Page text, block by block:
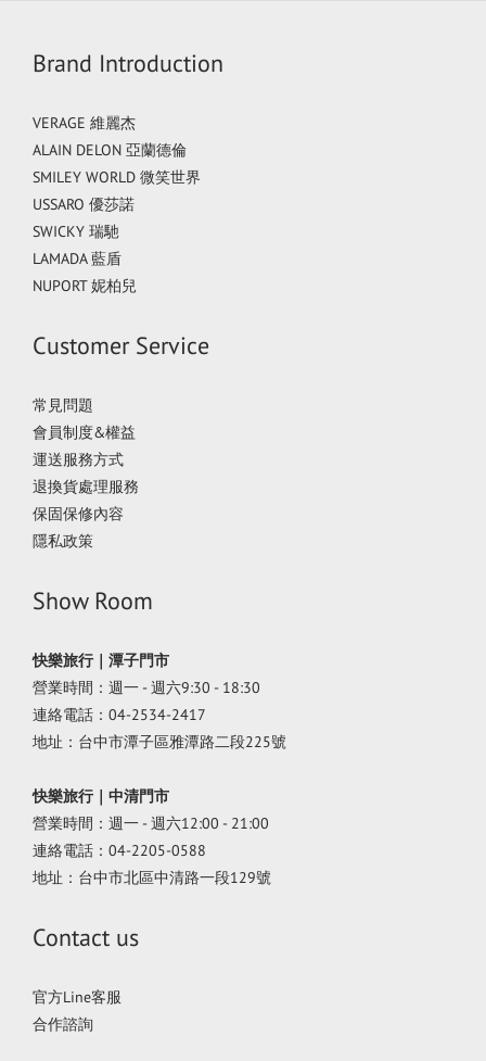
Brand Introduction
VERAGE 維麗杰
ALAIN DELON 亞蘭德倫
SMILEY WORLD 微笑世界
USSARO 優莎諾
SWICKY 瑞馳
LAMADA 藍盾
NUPORT 妮柏兒
Customer Service
常見問題
會員制度&權益
運送服務方式
退換貨處理服務
保固保修內容
隱私政策
Show Room
快樂旅行｜潭子門市
營業時間：週一 - 週六9:30 - 18:30
連絡電話：04-2534-2417
地址：台中市潭子區雅潭路二段225號
快樂旅行｜中清門市
營業時間：週一 - 週六12:00 - 21:00
連絡電話：04-2205-0588
地址：台中市北區中清路一段129號
Contact us
官方Line客服
合作諮詢